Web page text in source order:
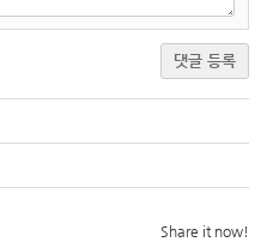
댓글 등록
Share it now!